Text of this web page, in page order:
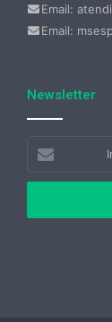
Email:
Email:
Newsletter
seu
de